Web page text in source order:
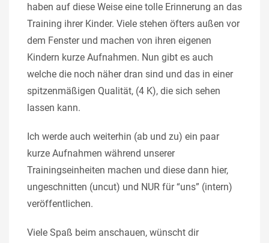
haben auf diese Weise eine tolle Erinnerung an das
Training ihrer Kinder. Viele stehen öfters außen vor
dem Fenster und machen von ihren eigenen
Kindern kurze Aufnahmen. Nun gibt es auch
welche die noch näher dran sind und das in einer
spitzenmäßigen Qualität, (4 K), die sich sehen
lassen kann.
Ich werde auch weiterhin (ab und zu) ein paar
kurze Aufnahmen während unserer
Trainingseinheiten machen und diese dann hier,
ungeschnitten (uncut) und NUR für “uns” (intern)
veröffentlichen.
Viele Spaß beim anschauen, wünscht dir